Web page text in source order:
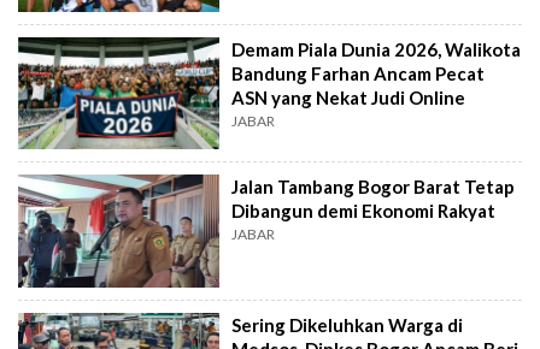
Demam Piala Dunia 2026, Walikota
Bandung Farhan Ancam Pecat
ASN yang Nekat Judi Online
JABAR
Jalan Tambang Bogor Barat Tetap
Dibangun demi Ekonomi Rakyat
JABAR
Sering Dikeluhkan Warga di